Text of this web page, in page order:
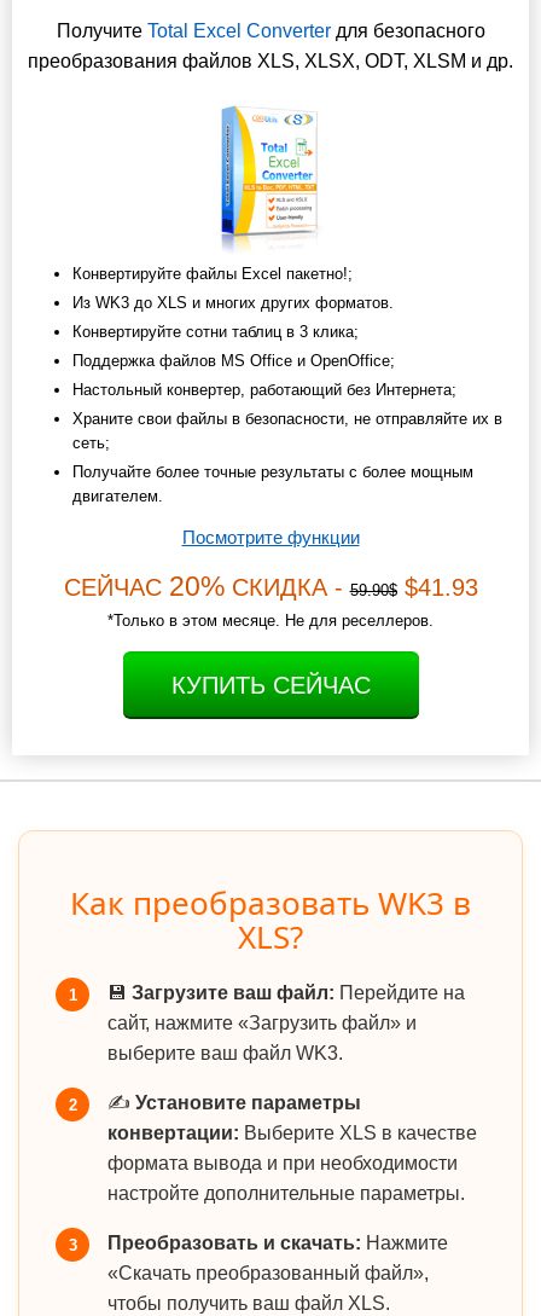
Получите Total Excel Converterдля безопасного
преобразования файлов XLS, XLSX, ODT, XLSM и др.
Конвертируйте файлы Excel пакетно!;
Из WK3 до XLS и многих других форматов.
Конвертируйте сотни таблиц в 3 клика;
Поддержка файлов MS Office и OpenOffice;
Настольный конвертер, работающий без Интернета;
Храните свои файлы в безопасности, не отправляйте их в
сеть;
Получайте более точные результаты с более мощным
двигателем.
Посмотрите функции
СЕЙЧАС 20%СКИДКА -59.90$$41.93
*Только в этом месяце. Не для реселлеров.
КУПИТЬ СЕЙЧАС
Как преобразовать WK3 в
XLS?
1 💾 Загрузите ваш файл: Перейдите на
сайт, нажмите «Загрузить файл» и
выберите ваш файл WK3.
2 ✍️ Установите параметры
конвертации: Выберите XLS в качестве
формата вывода и при необходимости
настройте дополнительные параметры.
3 Преобразовать и скачать: Нажмите
«Скачать преобразованный файл»,
чтобы получить ваш файл XLS.